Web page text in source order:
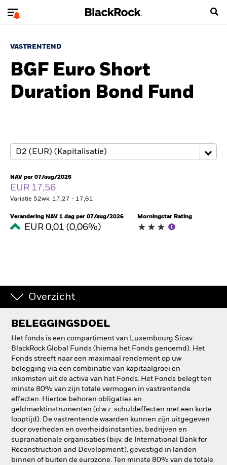
VASTRENTEND
BGF Euro Short
Duration Bond Fund
NAV per 07/aug/2026
EUR 17,56
Variatie 52wk: 17,27 - 17,61
Verandering NAV 1 dag per 07/aug/2026
EUR 0,01 (0,06%)
Morningstar Rating
Overzicht
BELEGGINGSDOEL
Het fonds is een compartiment van Luxembourg Sicav
BlackRock Global Funds (hierna het Fonds genoemd). Het
Fonds streeft naar een maximaal rendement op uw
belegging via een combinatie van kapitaalgroei en
inkomsten uit de activa van het Fonds. Het Fonds belegt ten
minste 80% van zijn totale vermogen in vastrentende
effecten. Hiertoe behoren obligaties en
geldmarktinstrumenten (d.w.z. schuldeffecten met een korte
looptijd). De vastrentende waarden kunnen zijn uitgegeven
door overheden en overheidsinstanties, bedrijven en
supranationale organisaties (bijv. de International Bank for
Reconstruction and Development), gevestigd in landen
binnen of buiten de eurozone. Ten minste 80% van de totale